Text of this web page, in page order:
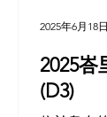
2025峇
(D3)
2025年6月18日